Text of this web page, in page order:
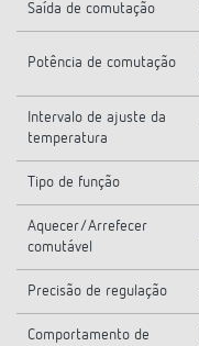
Saída de comutação
Potência de comutação
Intervalo de ajuste da
temperatura
Tipo de função
Aquecer/Arrefecer
comutável
Precisão de regulação
Comportamento de